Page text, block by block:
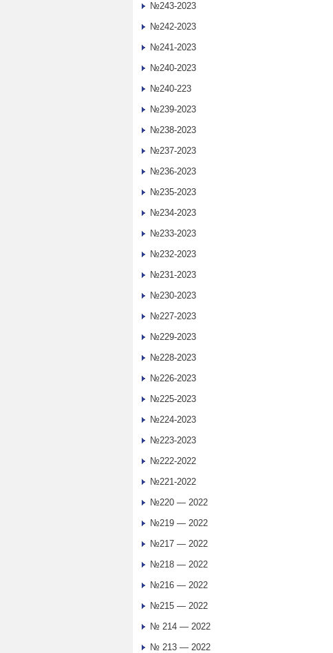
№243-2023
№242-2023
№241-2023
№240-2023
№240-223
№239-2023
№238-2023
№237-2023
№236-2023
№235-2023
№234-2023
№233-2023
№232-2023
№231-2023
№230-2023
№227-2023
№229-2023
№228-2023
№226-2023
№225-2023
№224-2023
№223-2023
№222-2022
№221-2022
№220 — 2022
№219 — 2022
№217 — 2022
№218 — 2022
№216 — 2022
№215 — 2022
№ 214 — 2022
№ 213 — 2022